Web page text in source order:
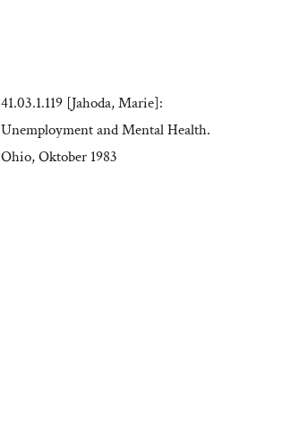
41.03.1.119 [Jahoda, Marie]:
Unemployment and Mental Health.
Ohio, Oktober 1983